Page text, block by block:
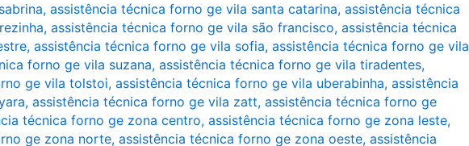
, assistência técnica forno ge vila santa catarina, assistência técnica
, assistência técnica forno ge vila são francisco, assistência técnica
, assistência técnica forno ge vila sofia, assistência técnica forno ge vila
forno ge vila suzana, assistência técnica forno ge vila tiradentes,
ge vila tolstoi, assistência técnica forno ge vila uberabinha, assistência
, assistência técnica forno ge vila zatt, assistência técnica forno ge
técnica forno ge zona centro, assistência técnica forno ge zona leste,
ge zona norte, assistência técnica forno ge zona oeste, assistência